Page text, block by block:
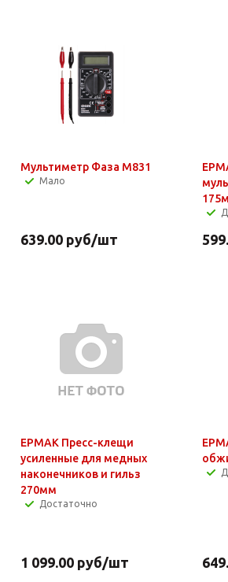
Мультиметр Фаза М831
Мало
639.00руб/шт
ЕРМАК Пресс-клещи
усиленные для медных
наконечников и гильз
270мм
Достаточно
1 099.00руб/шт